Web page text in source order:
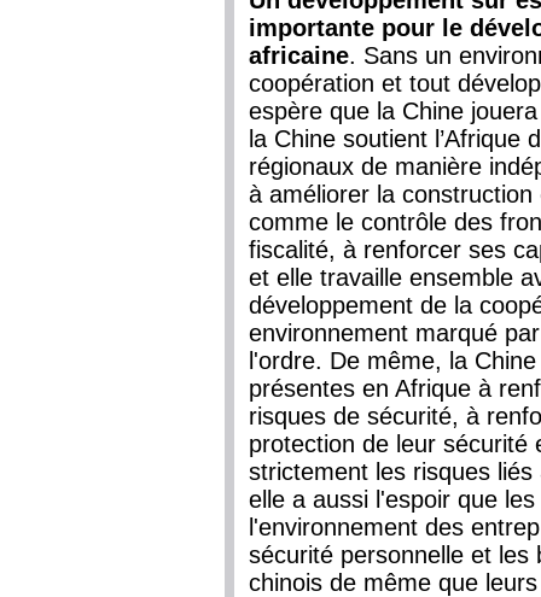
importante pour le
africaine. Sans un
coopération et tout
espère que la Chine
la Chine soutient l’Afrique
régionaux de manière
à améliorer la
comme le contrôle des
fiscalité, à renforcer ses
et elle travaille ensemble
développement de la
environnement marqué
l'ordre. De même, la
présentes en Afrique à
risques de sécurité, à
protection de leur sécurité
strictement les risques
elle a aussi l'espoir que
l'environnement des
sécurité personnelle et les
chinois de même que